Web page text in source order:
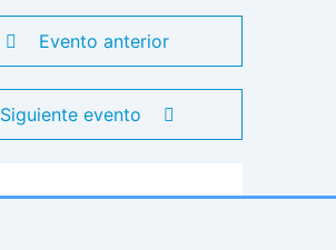
Evento anterior
Siguiente evento